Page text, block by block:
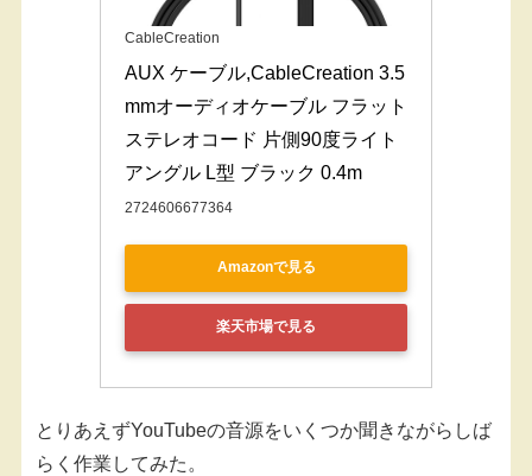
CableCreation
AUX ケーブル,CableCreation 3.5
mmオーディオケーブル フラット
ステレオコード 片側90度ライト
アングル L型 ブラック 0.4m
2724606677364
Amazonで見る
楽天市場で見る
とりあえずYouTubeの音源をいくつか聞きながらしば
らく作業してみた。